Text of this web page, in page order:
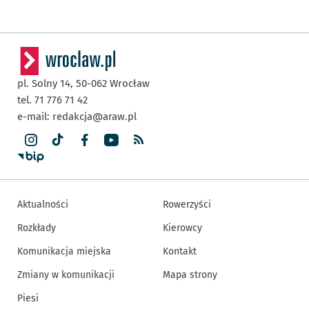
pl. Solny 14, 50-062 Wrocław
tel. 71 776 71 42
e-mail: redakcja@araw.pl
Aktualności
Rozkłady
Komunikacja miejska
Zmiany w komunikacji
Piesi
Rowerzyści
Kierowcy
Kontakt
Mapa strony